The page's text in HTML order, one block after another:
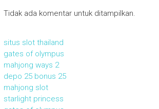
Tidak ada komentar untuk ditampilkan.
situs slot thailand
gates of olympus
mahjong ways 2
depo 25 bonus 25
mahjong slot
starlight princess